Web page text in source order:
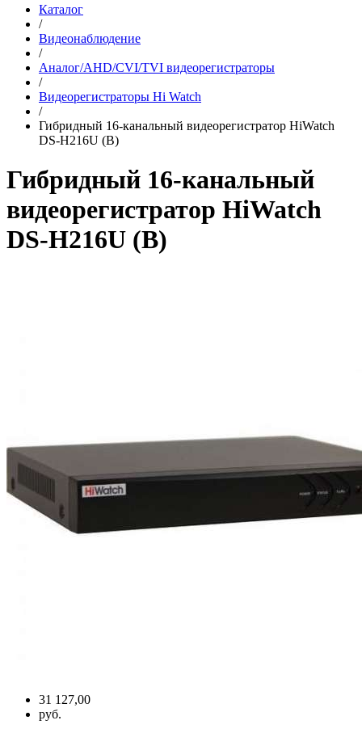
Каталог
/
Видеонаблюдение
/
Аналог/AHD/CVI/TVI видеорегистраторы
/
Видеорегистраторы Hi Watch
/
Гибридный 16-канальный видеорегистратор HiWatch
DS-H216U (B)
Гибридный 16-канальный
видеорегистратор HiWatch
DS-H216U (B)
31 127,00
руб.